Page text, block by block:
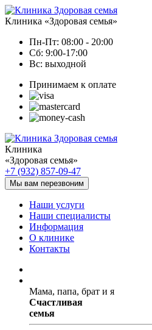
Клиника «Здоровая семья»
Пн-Пт: 08:00 - 20:00
Сб: 9:00-17:00
Вс: выходной
Принимаем к оплате
Клиника
«Здоровая семья»
+7 (932) 857-09-47
Мы вам перезвоним
Наши услуги
Наши специалисты
Информация
О клинике
Контакты
Мама, папа, брат и я
Счаcтливая
семья